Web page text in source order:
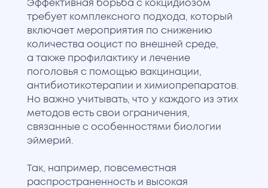
Эффективная борьба с кокцидиозом
требует комплексного подхода, который
включает мероприятия по снижению
количества ооцист по внешней среде,
а также профилактику и лечение
поголовья с помощью вакцинации,
антибиотикотерапии и химиопрепаратов.
Но важно учитывать, что у каждого из этих
методов есть свои ограничения,
связанные с особенностями биологии
эймерий.
Так, например, повсеместная
распространенность и высокая